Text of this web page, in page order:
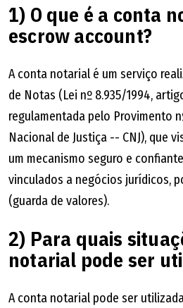
1) O que é a conta
escrow account?
A conta notarial é um serviço
de Notas (Lei nº 8.935/1994,
regulamentada pelo Provimento
Nacional de Justiça -- CNJ), que
um mecanismo seguro e
vinculados a negócios jurídicos,
(guarda de valores).
2) Para quais
notarial pode ser
A conta notarial pode ser